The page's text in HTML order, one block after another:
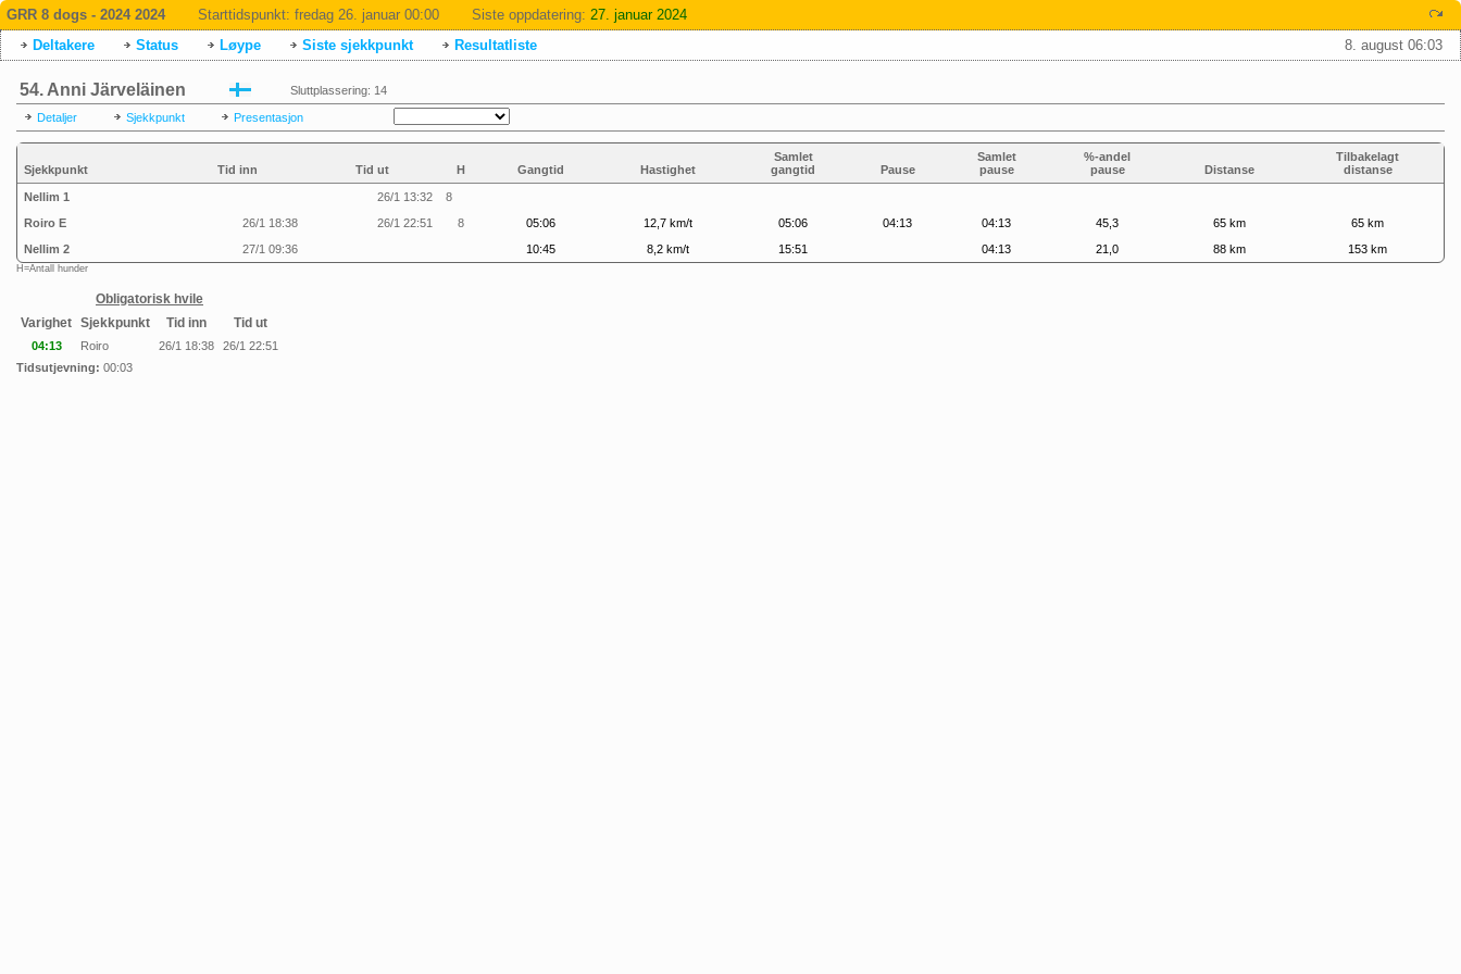
GRR 8 dogs - 2024 2024 Starttidspunkt: fredag 26. januar 00:00 Siste oppdatering: 27. januar 2024
8. august 06:03
Deltakere Status Løype Siste sjekkpunkt Resultatliste
54. Anni Järveläinen Sluttplassering: 14
Detaljer Sjekkpunkt Presentasjon
Sjekkpunkt Tid inn Tid ut H Gangtid Hastighet
Samlet
gangtid
Pause
Samlet
pause
%-andel
pause
Distanse
Tilbakelagt
distanse
Nellim 1 26/1 13:32
8
Roiro E
26/1 18:38 26/1 22:51 8 05:06 12,7 km/t 05:06 04:13 04:13 45,3 65 km
65 km
Nellim 2
27/1 09:36 10:45 8,2 km/t 15:51 04:13 21,0 88 km 153 km
H=Antall hunder
Obligatorisk hvile
Varighet Sjekkpunkt Tid inn Tid ut
04:13 Roiro 26/1 18:38
26/1 22:51
Tidsutjevning: 00:03